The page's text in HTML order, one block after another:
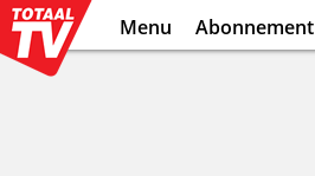
Menu Abonnement